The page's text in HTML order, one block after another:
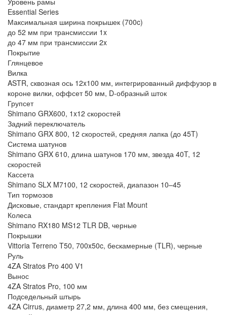
Essential Series
Максимальная ширина покрышек (700c)
до 52 мм при трансмиссии 1x
до 47 мм при трансмиссии 2x
Покрытие
Глянцевое
Вилка
ASTR, сквозная ось 12x100 мм, интегрированный диффузор в
короне вилки, оффсет 50 мм, D-образный шток
Групсет
Shimano GRX600, 1x12 скоростей
Задний переключатель
Shimano GRX 800, 12 скоростей, средняя лапка (до 45T)
Система шатунов
Shimano GRX 610, длина шатунов 170 мм, звезда 40T, 12
скоростей
Кассета
Shimano SLX M7100, 12 скоростей, диапазон 10–45
Тип тормозов
Дисковые, стандарт крепления Flat Mount
Колеса
Shimano RX180 MS12 TLR DB, черные
Покрышки
Vittoria Terreno T50, 700x50c, бескамерные (TLR), черные
Руль
4ZA Stratos Pro 400 V1
Вынос
4ZA Stratos Pro, 100 мм
Подседельный штырь
4ZA Cirrus, диаметр 27,2 мм, длина 400 мм, без смещения,